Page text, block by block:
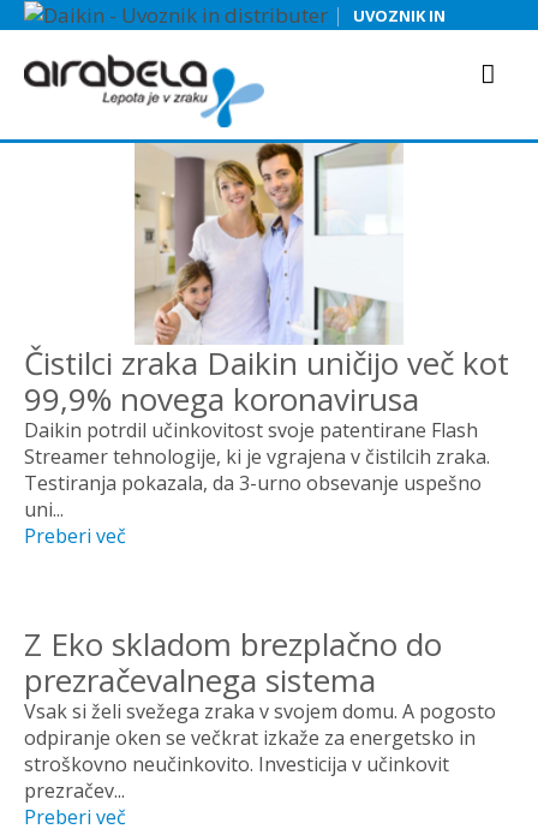
|
UVOZNIK IN
NOVICE
Novice
Čistilci zraka Daikin uničijo več kot
99,9% novega koronavirusa
Daikin potrdil učinkovitost svoje patentirane Flash
Streamer tehnologije, ki je vgrajena v čistilcih zraka.
Testiranja pokazala, da 3-urno obsevanje uspešno
uni...
Preberi več
Z Eko skladom brezplačno do
prezračevalnega sistema
Vsak si želi svežega zraka v svojem domu. A pogosto
odpiranje oken se večkrat izkaže za energetsko in
stroškovno neučinkovito. Investicija v učinkovit
prezračev...
Preberi več